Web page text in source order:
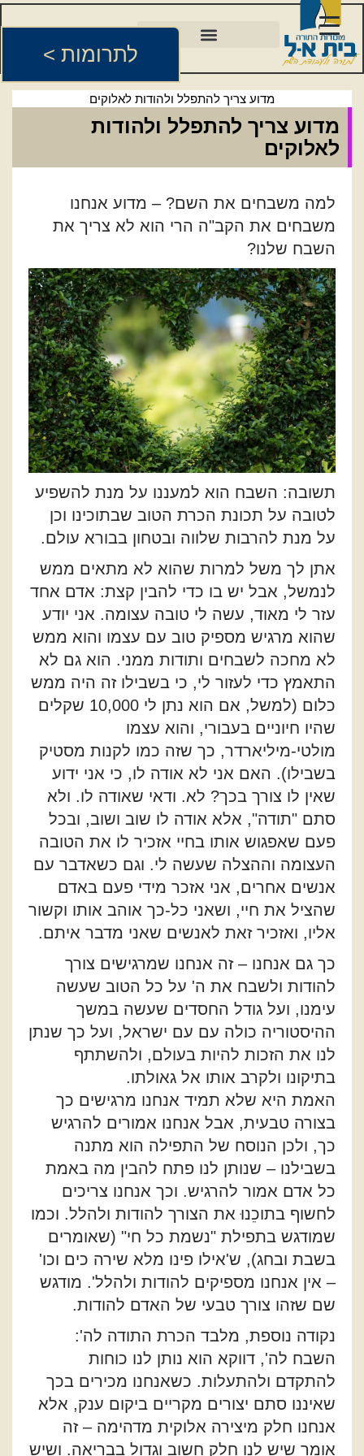
לתרומות >
מדוע צריך להתפלל ולהודות לאלוקים
מדוע צריך להתפלל ולהודות
לאלוקים
למה משבחים את השם? – מדוע אנחנו
משבחים את הקב"ה הרי הוא לא צריך את
השבח שלנו?
תשובה: השבח הוא למעננו על מנת להשפיע
לטובה על תכונת הכרת הטוב שבתוכינו וכן
על מנת להרבות שלווה ובטחון בבורא עולם.
אתן לך משל למרות שהוא לא מתאים ממש
לנמשל, אבל יש בו כדי להבין קצת: אדם אחד
עזר לי מאוד, עשה לי טובה עצומה. אני יודע
שהוא מרגיש מספיק טוב עם עצמו והוא ממש
לא מחכה לשבחים ותודות ממני. הוא גם לא
התאמץ כדי לעזור לי, כי בשבילו זה היה ממש
כלום (למשל, אם הוא נתן לי 10,000 שקלים
שהיו חיוניים בעבורי, והוא עצמו
מולטי-מיליארדר, כך שזה כמו לקנות מסטיק
בשבילו). האם אני לא אודה לו, כי אני ידוע
שאין לו צורך בכך? לא. ודאי שאודה לו. ולא
סתם "תודה", אלא אודה לו שוב ושוב, ובכל
פעם שאפגוש אותו בחיי אזכיר לו את הטובה
העצומה וההצלה שעשה לי. וגם כשאדבר עם
אנשים אחרים, אני אזכר מידי פעם באדם
שהציל את חיי, ושאני כל-כך אוהב אותו וקשור
אליו, ואזכיר זאת לאנשים שאני מדבר איתם.
כך גם אנחנו – זה אנחנו שמרגישים צורך
להודות ולשבח את ה' על כל הטוב שעשה
עימנו, ועל גודל החסדים שעשה במשך
ההיסטוריה כולה עם עם ישראל, ועל כך שנתן
לנו את הזכות להיות בעולם, ולהשתתף
בתיקונו ולקרב אותו אל גאולתו.
האמת היא שלא תמיד אנחנו מרגישים כך
בצורה טבעית, אבל אנחנו אמורים להרגיש
כך, ולכן הנוסח של התפילה הוא מתנה
בשבילנו – שנותן לנו פתח להבין מה באמת
כל אדם אמור להרגיש. וכך אנחנו צריכים
לחשוף בתוכֵנוּ את הצורך להודות ולהלל. וכמו
שמודגש בתפילת "נשמת כל חי" (שאומרים
בשבת ובחג), ש'אילו פינו מלא שירה כים וכו'
– אין אנחנו מספיקים להודות ולהלל'. מודגש
שם שזהו צורך טבעי של האדם להודות.
נקודה נוספת, מלבד הכרת התודה לה':
השבח לה', דווקא הוא נותן לנו כוחות
להתקדם ולהתעלות. כשאנחנו מכירים בכך
שאיננו סתם יצורים מקריים ביקום ענק, אלא
אנחנו חלק מיצירה אלוקית מדהימה – זה
אומר שיש לנו חלק חשוב וגדול בבריאה. ושיש